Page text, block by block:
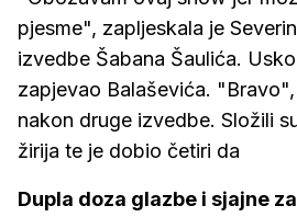
pjesme", zapljeskala je
izvedbe Šabana Šaulića.
zapjevao Balaševića.
nakon druge izvedbe. Složili
žirija te je dobio četiri da
Dupla doza glazbe i sjajne